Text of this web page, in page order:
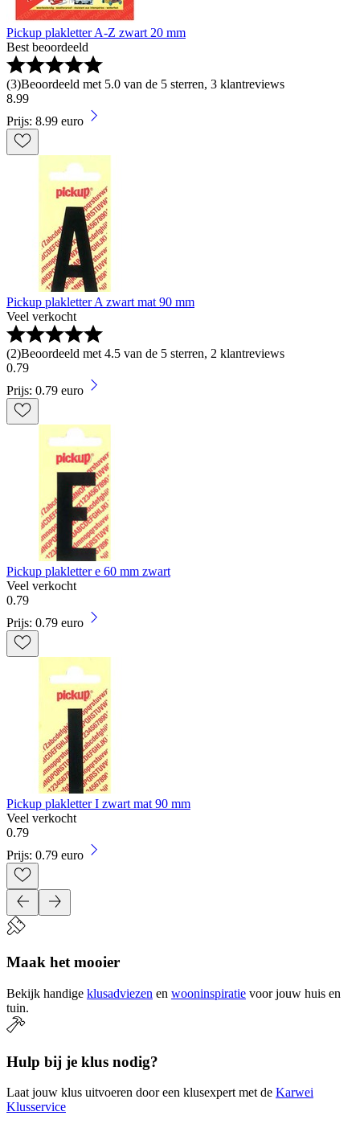
Pickup plakletter A-Z zwart 20 mm
Best beoordeeld
(3)Beoordeeld met 5.0 van de 5 sterren, 3 klantreviews
8.99
Prijs: 8.99 euro
Pickup plakletter A zwart mat 90 mm
Veel verkocht
(2)Beoordeeld met 4.5 van de 5 sterren, 2 klantreviews
0.79
Prijs: 0.79 euro
Pickup plakletter e 60 mm zwart
Veel verkocht
0.79
Prijs: 0.79 euro
Pickup plakletter I zwart mat 90 mm
Veel verkocht
0.79
Prijs: 0.79 euro
Maak het mooier
Bekijk handige klusadviezen en wooninspiratie voor jouw huis en
tuin.
Hulp bij je klus nodig?
Laat jouw klus uitvoeren door een klusexpert met de Karwei
Klusservice